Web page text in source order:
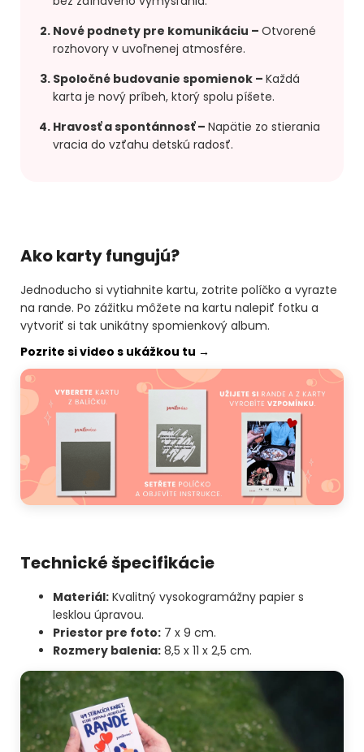
Nové podnety pre komunikáciu – Otvorené
rozhovory v uvoľnenej atmosfére.
Spoločné budovanie spomienok – Každá
karta je nový príbeh, ktorý spolu píšete.
Hravosť a spontánnosť– Napätie zo stierania
vracia do vzťahu detskú radosť.
Ako karty fungujú?
Jednoducho si vytiahnite kartu, zotrite políčko a vyrazte
na rande. Po zážitku môžete na kartu nalepiť fotku a
vytvoriť si tak unikátny spomienkový album.
Pozrite si video s ukážkou tu →
Technické špecifikácie
Materiál: Kvalitný vysokogramážny papier s
lesklou úpravou.
Priestor pre foto: 7 x 9 cm.
Rozmery balenia: 8,5 x 11 x 2,5 cm.